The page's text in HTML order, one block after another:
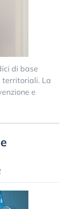
di base
territoriali. La
e